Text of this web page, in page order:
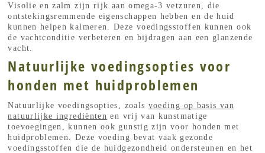
Visolie en zalm zijn rijk aan omega-3 vetzuren, die
ontstekingsremmende eigenschappen hebben en de huid
kunnen helpen kalmeren. Deze voedingsstoffen kunnen ook
de vachtconditie verbeteren en bijdragen aan een glanzende
vacht.
Natuurlijke voedingsopties voor
honden met huidproblemen
Natuurlijke voedingsopties, zoals voeding op basis van
natuurlijke ingrediënten en vrij van kunstmatige
toevoegingen, kunnen ook gunstig zijn voor honden met
huidproblemen. Deze voeding bevat vaak gezonde
voedingsstoffen die de huidgezondheid ondersteunen en het